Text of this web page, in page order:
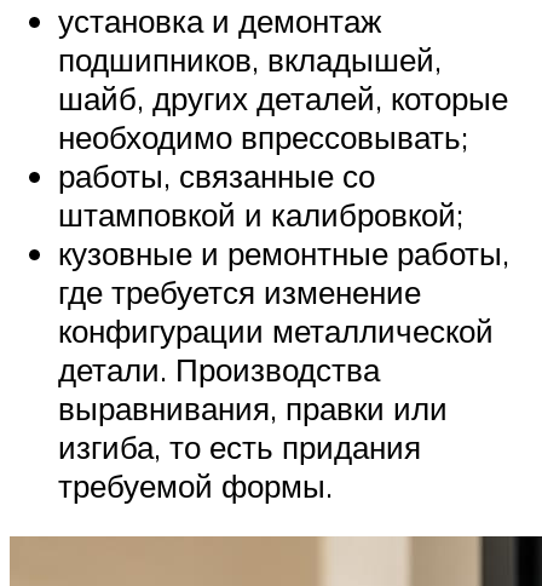
установка и демонтаж
подшипников, вкладышей,
шайб, других деталей, которые
необходимо впрессовывать;
работы, связанные со
штамповкой и калибровкой;
кузовные и ремонтные работы,
где требуется изменение
конфигурации металлической
детали. Производства
выравнивания, правки или
изгиба, то есть придания
требуемой формы.